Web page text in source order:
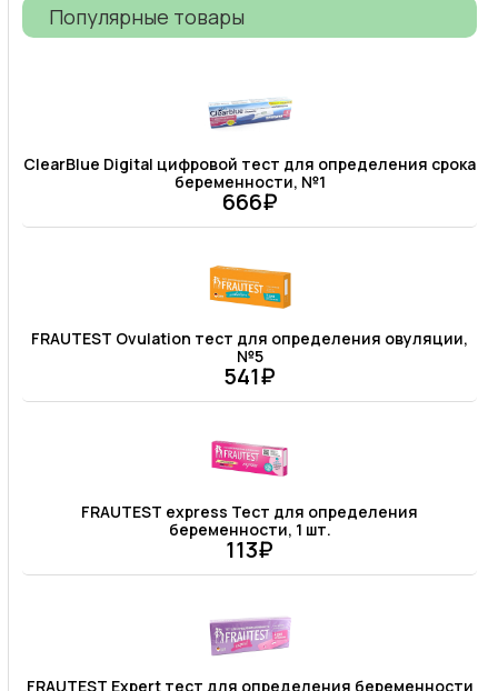
Популярные товары
ClearBlue Digital цифровой тест для определения срока
беременности, №1
666₽
FRAUTEST Ovulation тест для определения овуляции,
№5
541₽
FRAUTEST express Тест для определения
беременности, 1 шт.
113₽
FRAUTEST Expert тест для определения беременности